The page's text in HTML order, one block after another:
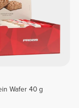
Wafer 40 g